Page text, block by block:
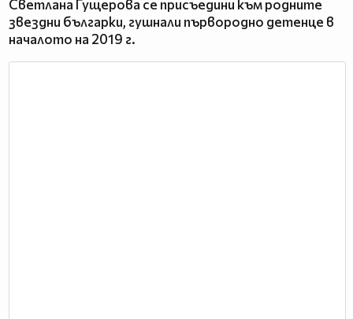
Светлана Гущерова се присъедини към родните
звездни българки, гушнали първородно детенце в
началото на 2019 г.